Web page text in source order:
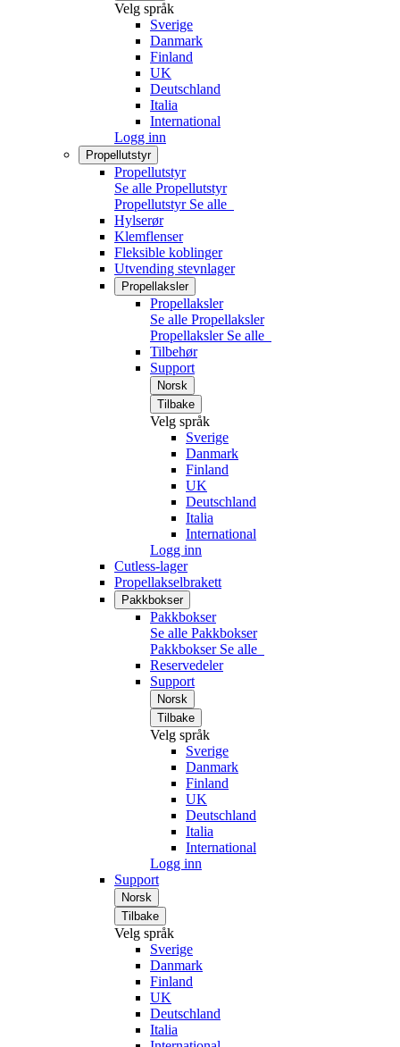
Velg språk
Sverige
Danmark
Finland
UK
Deutschland
Italia
International
Logg inn
Propellutstyr
Propellutstyr
Se alle Propellutstyr
Propellutstyr Se alle
Hylserør
Klemflenser
Fleksible koblinger
Utvending stevnlager
Propellaksler
Propellaksler
Se alle Propellaksler
Propellaksler Se alle
Tilbehør
Support
Norsk
Tilbake
Velg språk
Sverige
Danmark
Finland
UK
Deutschland
Italia
International
Logg inn
Cutless-lager
Propellakselbrakett
Pakkbokser
Pakkbokser
Se alle Pakkbokser
Pakkbokser Se alle
Reservedeler
Support
Norsk
Tilbake
Velg språk
Sverige
Danmark
Finland
UK
Deutschland
Italia
International
Logg inn
Support
Norsk
Tilbake
Velg språk
Sverige
Danmark
Finland
UK
Deutschland
Italia